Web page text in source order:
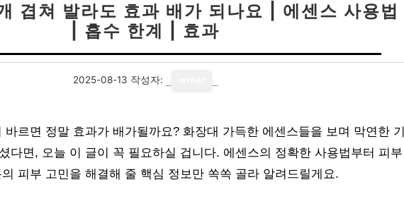
겹쳐 발라도 효과 배가 되나요 | 에센스 사용법
| 흡수 한계 | 효과
2025-08-13 작성자:
바르면 정말 효과가 배가될까요? 화장대 가득한 에센스들을 보며 막연한 기
다면, 오늘 이 글이 꼭 필요하실 겁니다. 에센스의 정확한 사용법부터 피부
피부 고민을 해결해 줄 핵심 정보만 쏙쏙 골라 알려드릴게요.